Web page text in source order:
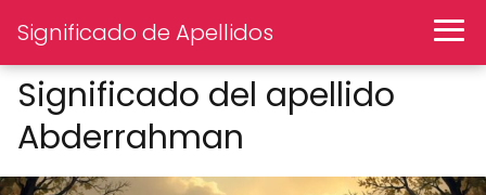
Significado de Apellidos
Significado del apellido
Abderrahman